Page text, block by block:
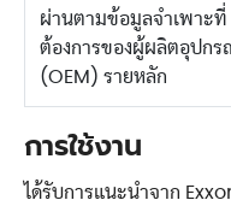
ผ่านตามข้อมูลจำเพาะที่
ต้องการของผู้ผลิตอุปกร
(OEM) รายหลัก
การใช้งาน
ได้รับการแนะนำจาก